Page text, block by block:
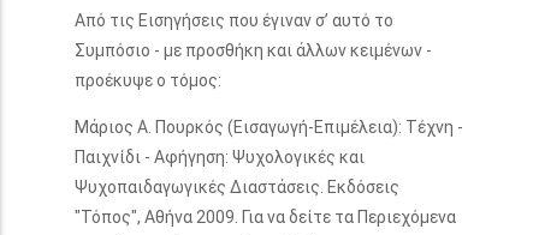
Από τις Εισηγήσεις που έγιναν σ’ αυτό το
Συμπόσιο - με προσθήκη και άλλων κειμένων -
προέκυψε ο τόμος:
Μάριος Α. Πουρκός (Εισαγωγή-Επιμέλεια): Τέχνη -
Παιχνίδι - Αφήγηση: Ψυχολογικές και
Ψυχοπαιδαγωγικές Διαστάσεις. Εκδόσεις
"Τόπος", Αθήνα 2009. Για να δείτε τα Περιεχόμενα